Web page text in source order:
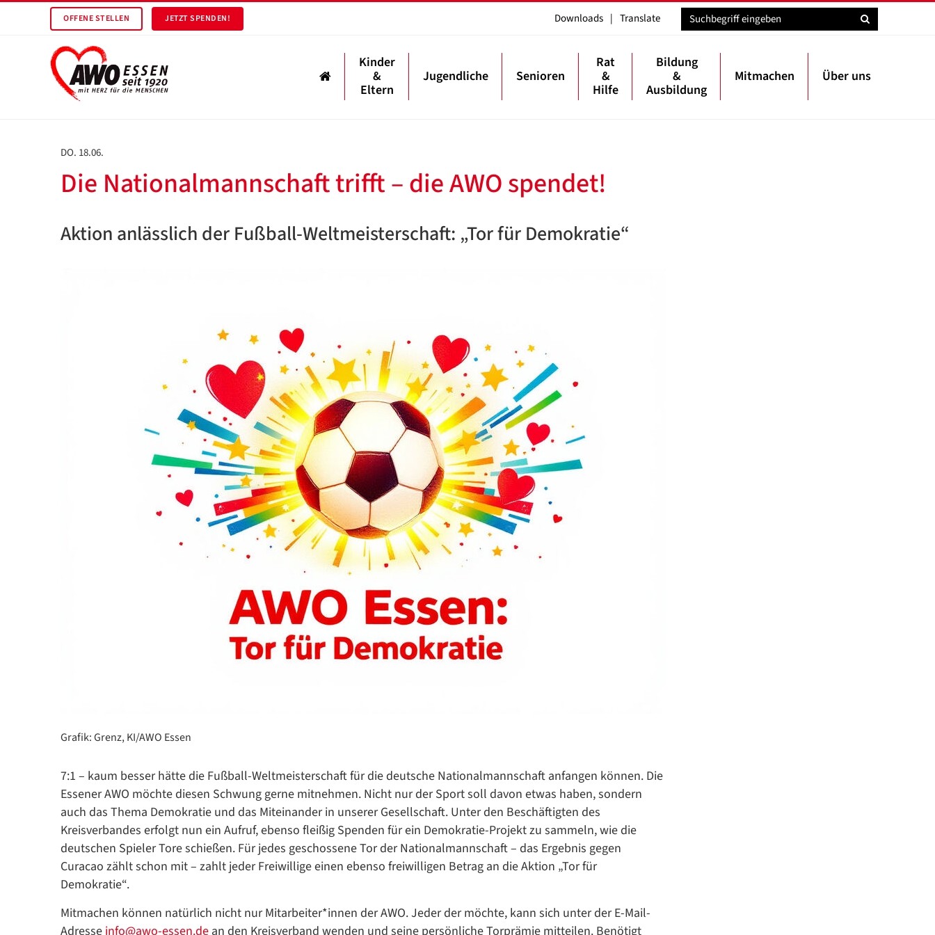
OFFENE STELLEN JETZT SPENDEN! Downloads | Translate
Kinder
&
Eltern
Jugendliche Senioren
Rat
&
Hilfe
Bildung
&
Ausbildung
Mitmachen Über uns
DO. 18.06.
Die Nationalmannschaft trifft – die AWO spendet!
Aktion anlässlich der Fußball-Weltmeisterschaft: „Tor für Demokratie“
Grafik: Grenz, KI/AWO Essen
7:1 – kaum besser hätte die Fußball-Weltmeisterschaft für die deutsche Nationalmannschaft anfangen können. Die
Essener AWO möchte diesen Schwung gerne mitnehmen. Nicht nur der Sport soll davon etwas haben, sondern
auch das Thema Demokratie und das Miteinander in unserer Gesellschaft. Unter den Beschäftigten des
Kreisverbandes erfolgt nun ein Aufruf, ebenso fleißig Spenden für ein Demokratie-Projekt zu sammeln, wie die
deutschen Spieler Tore schießen. Für jedes geschossene Tor der Nationalmannschaft – das Ergebnis gegen
Curacao zählt schon mit – zahlt jeder Freiwillige einen ebenso freiwilligen Betrag an die Aktion „Tor für
Demokratie“.
Mitmachen können natürlich nicht nur Mitarbeiter*innen der AWO. Jeder der möchte, kann sich unter der E-Mail-
Adresse info@awo-essen.de an den Kreisverband wenden und seine persönliche Torprämie mitteilen. Benötigt
Datenschutzerklärung
ZURÜCK
Datenschutzerklärung
Google Datenschutzerklärung
Übersetzen
ZURÜCK